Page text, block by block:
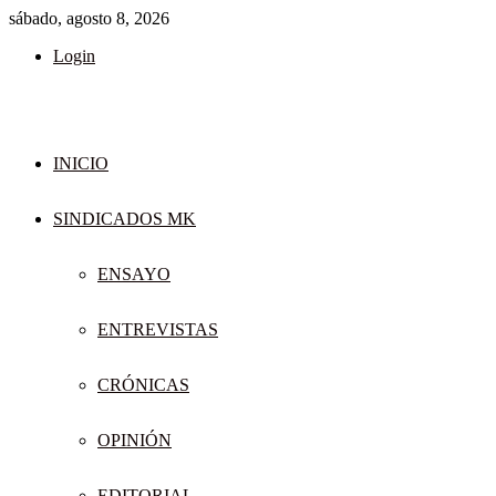
sábado, agosto 8, 2026
Login
INICIO
SINDICADOS MK
ENSAYO
ENTREVISTAS
CRÓNICAS
OPINIÓN